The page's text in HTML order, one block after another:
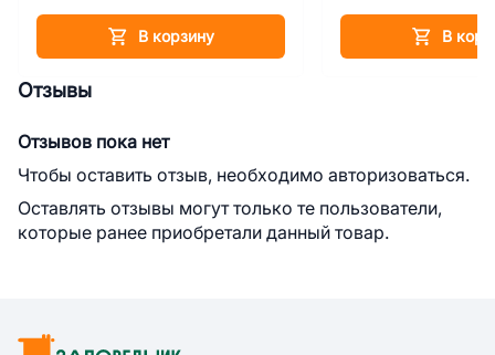
В корзину В
Отзывы
Отзывов пока нет
Чтобы оставить отзыв, необходимо авторизоваться.
Оставлять отзывы могут только те пользователи,
которые ранее приобретали данный товар.